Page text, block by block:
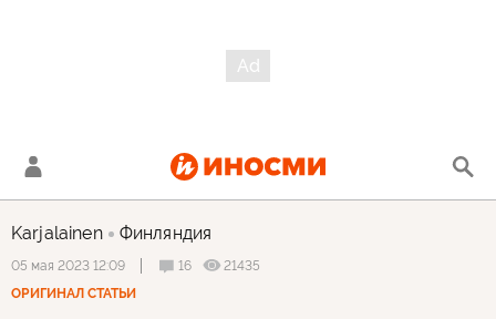
Karjalainen Финляндия
05 мая 2023 12:09 16
21435
ОРИГИНАЛ СТАТЬИ